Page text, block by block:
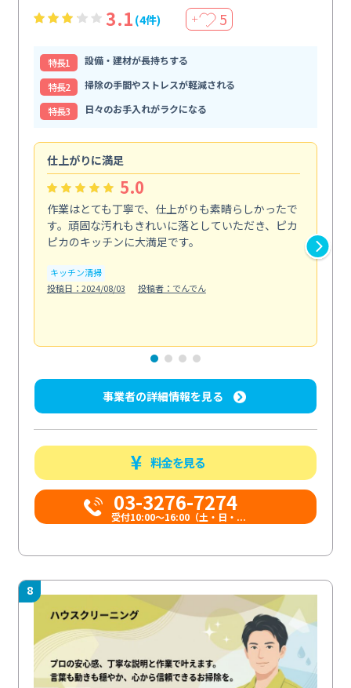
3.1 (4件) ＋ 5
特⻑1
設備・建材が長持ちする
特⻑2
掃除の手間やストレスが軽減される
特⻑3
日々のお手入れがラクになる
仕上がりに満足
5.0
作業はとても丁寧で、仕上がりも素晴らしかったで
す。頑固な汚れもきれいに落としていただき、ピカ
ピカのキッチンに大満足です。
キッチン清掃
投稿日：2024/08/03
投稿者：でんでん
事業者の詳細情報を見る
料金を見る
03-3276-7274
受付10:00〜16:00（土・日・...
8